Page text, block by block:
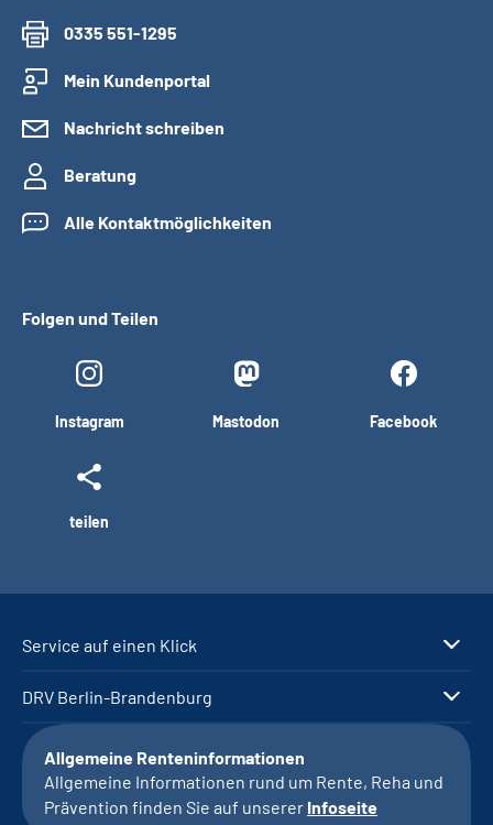
0335 551-1295
Mein Kundenportal
Nachricht schreiben
Beratung
Alle Kontaktmöglichkeiten
Folgen und Teilen
Instagram Mastodon Facebook
teilen
Service auf einen Klick
DRV Berlin-Brandenburg
Allgemeine Renteninformationen
Allgemeine Informationen rund um Rente, Reha und
Prävention finden Sie auf unserer Infoseite